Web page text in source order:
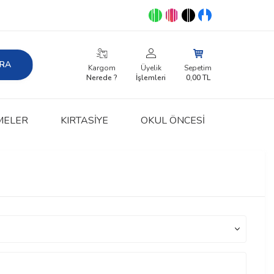
Kargom
Nerede ?
Üyelik
İşlemleri
Sepetim
0,00TL
KIRTASIYE OKUL ÖNCESİ